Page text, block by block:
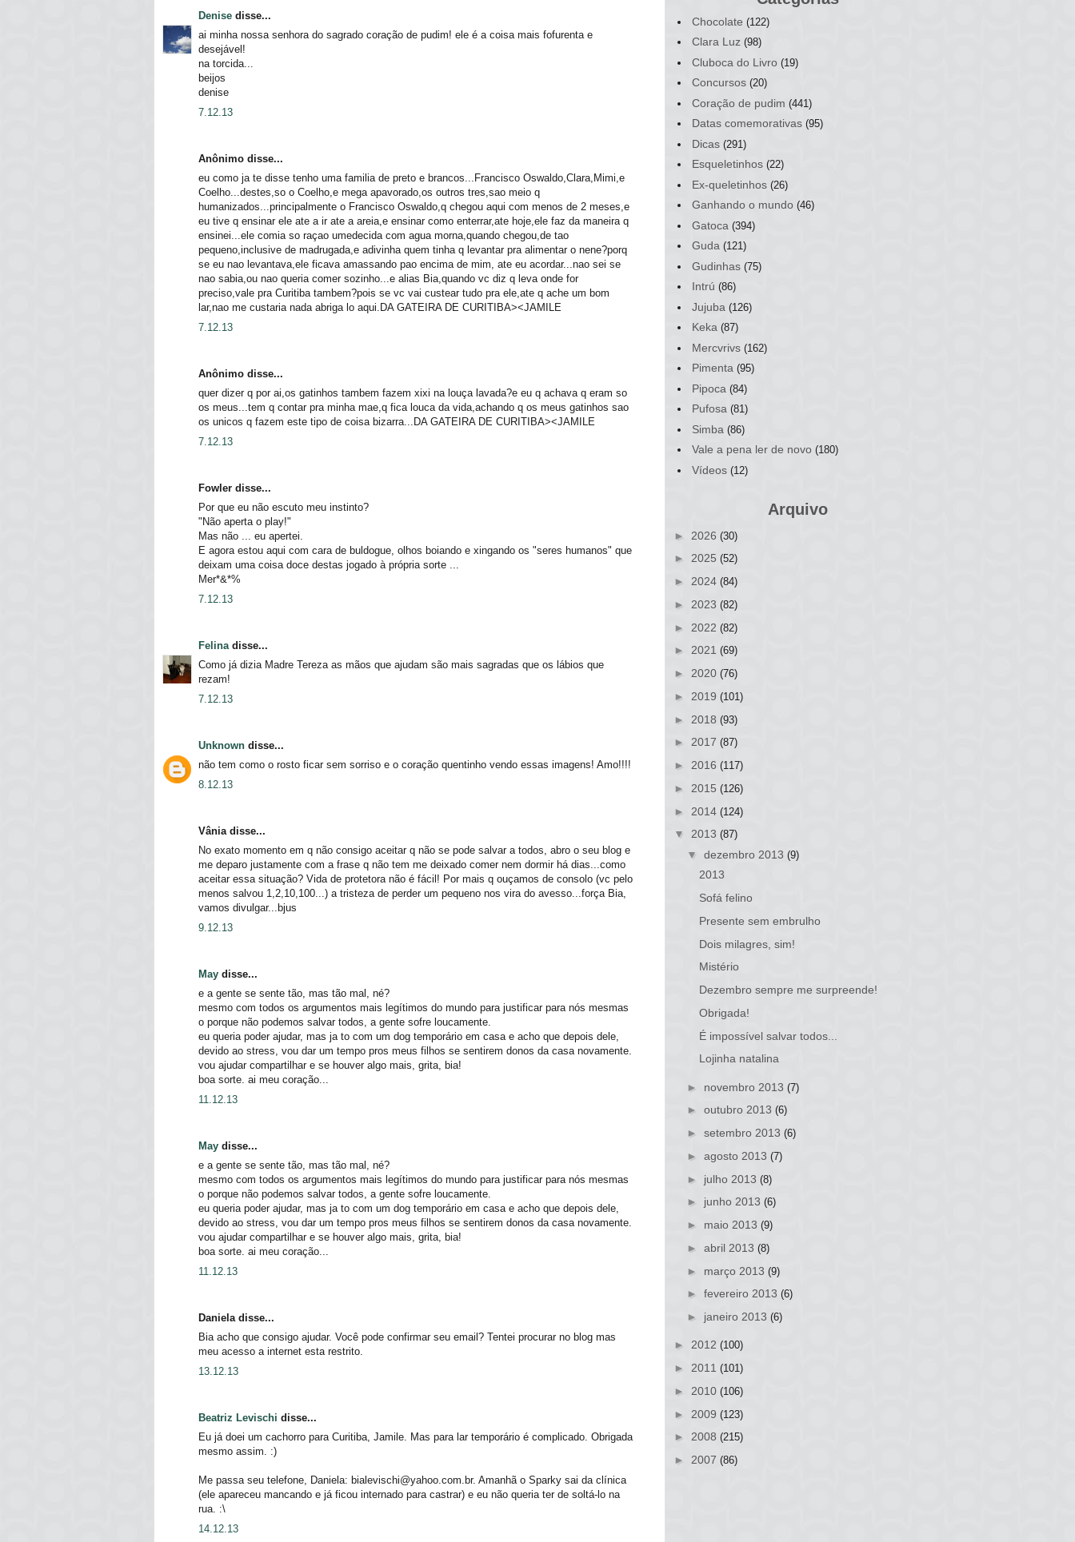
Denise disse...
ai minha nossa senhora do sagrado coração de pudim! ele é a coisa mais fofurenta e
desejável!
na torcida...
beijos
denise
7.12.13
Anônimo disse...
eu como ja te disse tenho uma familia de preto e brancos...Francisco Oswaldo,Clara,Mimi,e
Coelho...destes,so o Coelho,e mega apavorado,os outros tres,sao meio q
humanizados...principalmente o Francisco Oswaldo,q chegou aqui com menos de 2 meses,e
eu tive q ensinar ele ate a ir ate a areia,e ensinar como enterrar,ate hoje,ele faz da maneira q
ensinei...ele comia so raçao umedecida com agua morna,quando chegou,de tao
pequeno,inclusive de madrugada,e adivinha quem tinha q levantar pra alimentar o nene?porq
se eu nao levantava,ele ficava amassando pao encima de mim, ate eu acordar...nao sei se
nao sabia,ou nao queria comer sozinho...e alias Bia,quando vc diz q leva onde for
preciso,vale pra Curitiba tambem?pois se vc vai custear tudo pra ele,ate q ache um bom
lar,nao me custaria nada abriga lo aqui.DA GATEIRA DE CURITIBA><JAMILE
7.12.13
Anônimo disse...
quer dizer q por ai,os gatinhos tambem fazem xixi na louça lavada?e eu q achava q eram so
os meus...tem q contar pra minha mae,q fica louca da vida,achando q os meus gatinhos sao
os unicos q fazem este tipo de coisa bizarra...DA GATEIRA DE CURITIBA><JAMILE
7.12.13
Fowler disse...
Por que eu não escuto meu instinto?
"Não aperta o play!"
Mas não ... eu apertei.
E agora estou aqui com cara de buldogue, olhos boiando e xingando os "seres humanos" que
deixam uma coisa doce destas jogado à própria sorte ...
Mer*&*%
7.12.13
Felina disse...
Como já dizia Madre Tereza as mãos que ajudam são mais sagradas que os lábios que
rezam!
7.12.13
Unknown disse...
não tem como o rosto ficar sem sorriso e o coração quentinho vendo essas imagens! Amo!!!!
8.12.13
Vânia disse...
No exato momento em q não consigo aceitar q não se pode salvar a todos, abro o seu blog e
me deparo justamente com a frase q não tem me deixado comer nem dormir há dias...como
aceitar essa situação? Vida de protetora não é fácil! Por mais q ouçamos de consolo (vc pelo
menos salvou 1,2,10,100...) a tristeza de perder um pequeno nos vira do avesso...força Bia,
vamos divulgar...bjus
9.12.13
May disse...
e a gente se sente tão, mas tão mal, né?
mesmo com todos os argumentos mais legítimos do mundo para justificar para nós mesmas
o porque não podemos salvar todos, a gente sofre loucamente.
eu queria poder ajudar, mas ja to com um dog temporário em casa e acho que depois dele,
devido ao stress, vou dar um tempo pros meus filhos se sentirem donos da casa novamente.
vou ajudar compartilhar e se houver algo mais, grita, bia!
boa sorte. ai meu coração...
11.12.13
May disse...
e a gente se sente tão, mas tão mal, né?
mesmo com todos os argumentos mais legítimos do mundo para justificar para nós mesmas
o porque não podemos salvar todos, a gente sofre loucamente.
eu queria poder ajudar, mas ja to com um dog temporário em casa e acho que depois dele,
devido ao stress, vou dar um tempo pros meus filhos se sentirem donos da casa novamente.
vou ajudar compartilhar e se houver algo mais, grita, bia!
boa sorte. ai meu coração...
11.12.13
Daniela disse...
Bia acho que consigo ajudar. Você pode confirmar seu email? Tentei procurar no blog mas
meu acesso a internet esta restrito.
13.12.13
Beatriz Levischi disse...
Eu já doei um cachorro para Curitiba, Jamile. Mas para lar temporário é complicado. Obrigada
mesmo assim. :)
Me passa seu telefone, Daniela: bialevischi@yahoo.com.br. Amanhã o Sparky sai da clínica
(ele apareceu mancando e já ficou internado para castrar) e eu não queria ter de soltá-lo na
rua. :\
14.12.13
Chocolate (122)
Clara Luz (98)
Cluboca do Livro (19)
Concursos (20)
Coração de pudim (441)
Datas comemorativas (95)
Dicas (291)
Esqueletinhos (22)
Ex-queletinhos (26)
Ganhando o mundo (46)
Gatoca (394)
Guda (121)
Gudinhas (75)
Intrú (86)
Jujuba (126)
Keka (87)
Mercvrivs (162)
Pimenta (95)
Pipoca (84)
Pufosa (81)
Simba (86)
Vale a pena ler de novo (180)
Vídeos (12)
Arquivo
► 2026 (30)
► 2025 (52)
► 2024 (84)
► 2023 (82)
► 2022 (82)
► 2021 (69)
► 2020 (76)
► 2019 (101)
► 2018 (93)
► 2017 (87)
► 2016 (117)
► 2015 (126)
► 2014 (124)
▼ 2013 (87)
▼ dezembro 2013 (9)
2013
Sofá felino
Presente sem embrulho
Dois milagres, sim!
Mistério
Dezembro sempre me surpreende!
Obrigada!
É impossível salvar todos...
Lojinha natalina
► novembro 2013 (7)
► outubro 2013 (6)
► setembro 2013 (6)
► agosto 2013 (7)
► julho 2013 (8)
► junho 2013 (6)
► maio 2013 (9)
► abril 2013 (8)
► março 2013 (9)
► fevereiro 2013 (6)
► janeiro 2013 (6)
► 2012 (100)
► 2011 (101)
► 2010 (106)
► 2009 (123)
► 2008 (215)
► 2007 (86)